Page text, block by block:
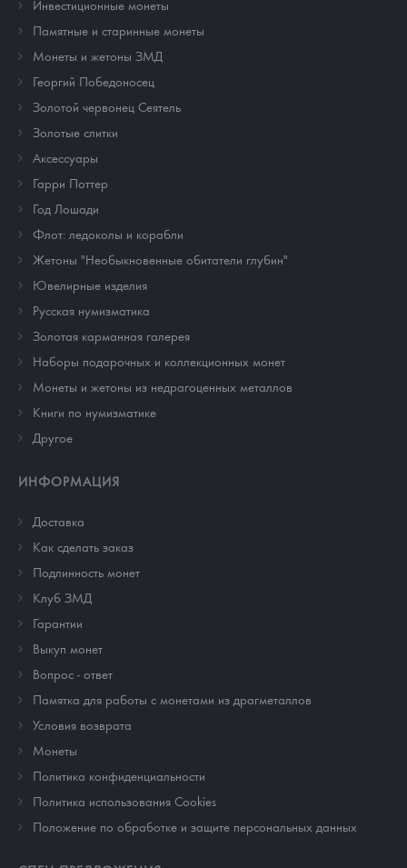
Инвестиционные монеты
Памятные и старинные монеты
Монеты и жетоны ЗМД
Георгий Победоносец
Золотой червонец Сеятель
Золотые слитки
Аксессуары
Гарри Поттер
Год Лошади
Флот: ледоколы и корабли
Жетоны "Необыкновенные обитатели глубин"
Ювелирные изделия
Русская нумизматика
Золотая карманная галерея
Наборы подарочных и коллекционных монет
Монеты и жетоны из недрагоценных металлов
Книги по нумизматике
Другое
ИНФОРМАЦИЯ
Доставка
Как сделать заказ
Подлинность монет
Клуб ЗМД
Гарантии
Выкуп монет
Вопрос - ответ
Памятка для работы с монетами из драгметаллов
Условия возврата
Монеты
Политика конфиденциальности
Политика использования Cookies
Положение по обработке и защите персональных данных